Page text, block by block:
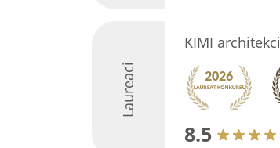
Laureaci
KIMI architekci
8.5